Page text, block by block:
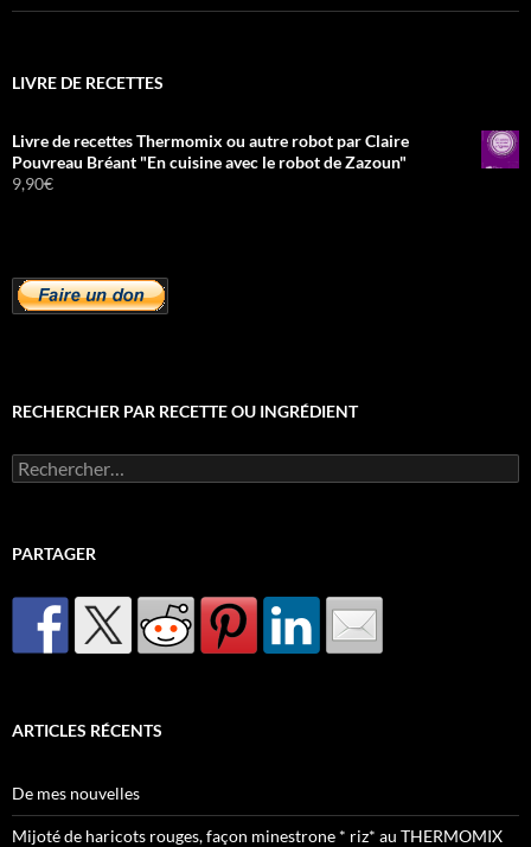
LIVRE DE RECETTES
Livre de recettes Thermomix ou autre robot par Claire
Pouvreau Bréant "En cuisine avec le robot de Zazoun"
9,90€
RECHERCHER PAR RECETTE OU INGRÉDIENT
Rechercher :
PARTAGER
ARTICLES RÉCENTS
De mes nouvelles
Mijoté de haricots rouges, façon minestrone * riz* au THERMOMIX